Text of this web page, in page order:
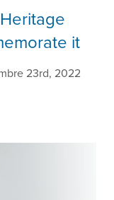
it
23rd, 2022